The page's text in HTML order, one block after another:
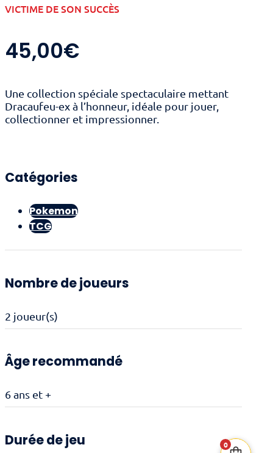
VICTIME DE SON SUCCÈS
45,00€
Une collection spéciale spectaculaire mettant
Dracaufeu-ex à l’honneur, idéale pour jouer,
collectionner et impressionner.
Catégories
Pokemon
TCG
Nombre de joueurs
2 joueur(s)
Âge recommandé
6 ans et +
Durée de jeu 0